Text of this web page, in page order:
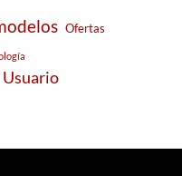
Ofertas
Usuario